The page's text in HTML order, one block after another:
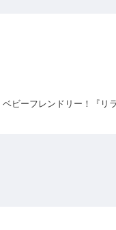
ビーフレンドリー！『リラ